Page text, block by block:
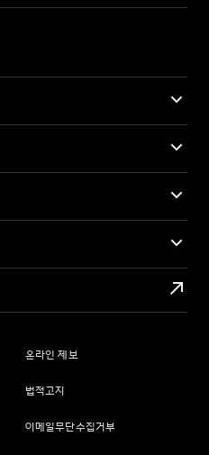
온라인 제보
법적고지
이메일무단수집거부